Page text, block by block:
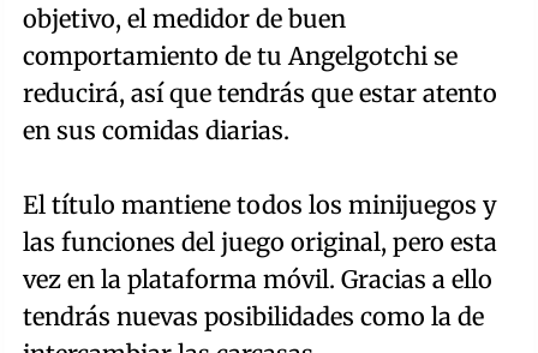
objetivo, el medidor de buen
comportamiento de tu Angelgotchi se
reducirá, así que tendrás que estar atento
en sus comidas diarias.
El título mantiene todos los minijuegos y
las funciones del juego original, pero esta
vez en la plataforma móvil. Gracias a ello
tendrás nuevas posibilidades como la de